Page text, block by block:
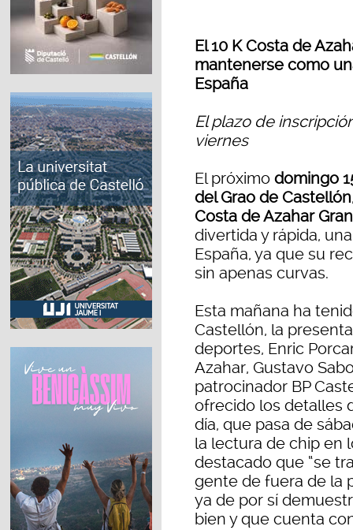
El 10 K Costa de
mantenerse como
España
El plazo de
viernes
El próximo domingo
del Grao de Castellón
Costa de Azahar
divertida y rápida,
España, ya que su
sin apenas curvas.
Esta mañana ha
Castellón, la
deportes, Enric
Azahar, Gustavo
patrocinador BP
ofrecido los detalles
día, que pasa de
la lectura de chip en
destacado que “se
gente de fuera de la
ya de por sí
bien y que cuenta